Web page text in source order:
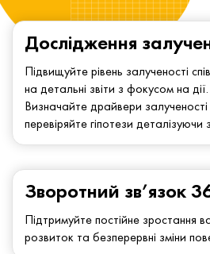
Дослідження
Підвищуйте рівень залученості
на детальні звіти з фокусом на дії.
Визначайте драйвери залученості
перевіряйте гіпотези деталізуючи
Зворотний зв’язок
Підтримуйте постійне зростання
розвиток та безперервні зміни